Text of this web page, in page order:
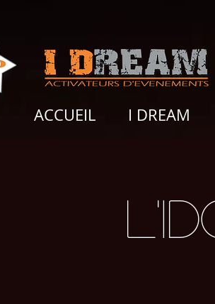
ACCUEIL I DREAM